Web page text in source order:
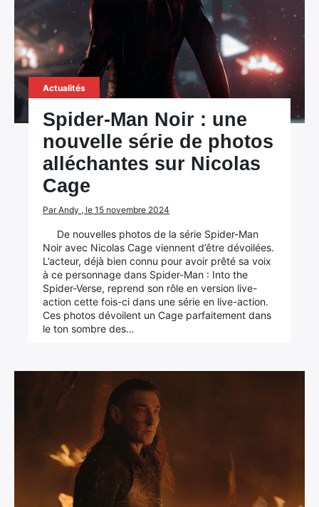
Actualités
Spider-Man Noir : une
nouvelle série de photos
alléchantes sur Nicolas
Cage
Par Andy , le 15 novembre 2024
De nouvelles photos de la série Spider-Man
Noir avec Nicolas Cage viennent d’être dévoilées.
L’acteur, déjà bien connu pour avoir prêté sa voix
à ce personnage dans Spider-Man : Into the
Spider-Verse, reprend son rôle en version live-
action cette fois-ci dans une série en live-action.
Ces photos dévoilent un Cage parfaitement dans
le ton sombre des…